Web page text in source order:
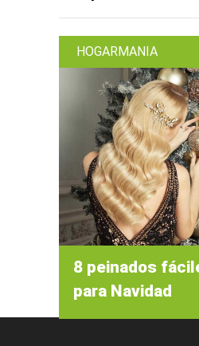
HOGARMANIA
8 peinados
para Navidad